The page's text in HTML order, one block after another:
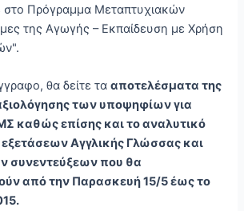
στο Πρόγραμμα Μεταπτυχιακών
της Αγωγής – Εκπαίδευση με Χρήση
θα δείτε τααποτελέσματα της
των υποψηφίων για
καθώς επίσης και το αναλυτικό
Αγγλικής Γλώσσας και
συνεντεύξεων που θα
από την Παρασκευή 15/5 έως το